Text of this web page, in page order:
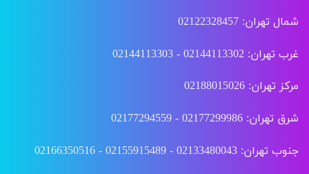
شمال تهران: 02122328457
غرب تهران: 02144113302 - 02144113303
مرکز تهران: 02188015026
شرق تهران: 02177299986 - 02177294559
جنوب تهران: 02133480043 - 02155915489 - 02166350516